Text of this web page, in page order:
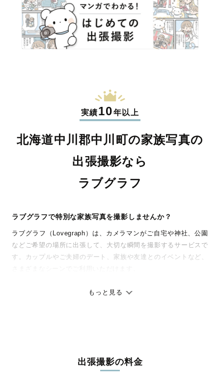
実績10年以上
北海道中川郡中川町の家族写真の
出張撮影なら
ラブグラフ
ラブグラフで特別な家族写真を撮影しませんか？
ラブグラフ（Lovegraph）は、カメラマンがご自宅や神社、公園
などご希望の場所に出張して、大切な瞬間を撮影するサービスで
す。カップルやご夫婦のデート、家族や友達とのイベントなど、
ありのままの空気感を大切に、何十年経っても見返したくなるよ
ィを身につけたプロのカメラマンが全国47都道府県に在籍してい
ます。創業10年のノウハウを活かし、思い出に残る素敵な撮影体
もっと見る
出張撮影の料金